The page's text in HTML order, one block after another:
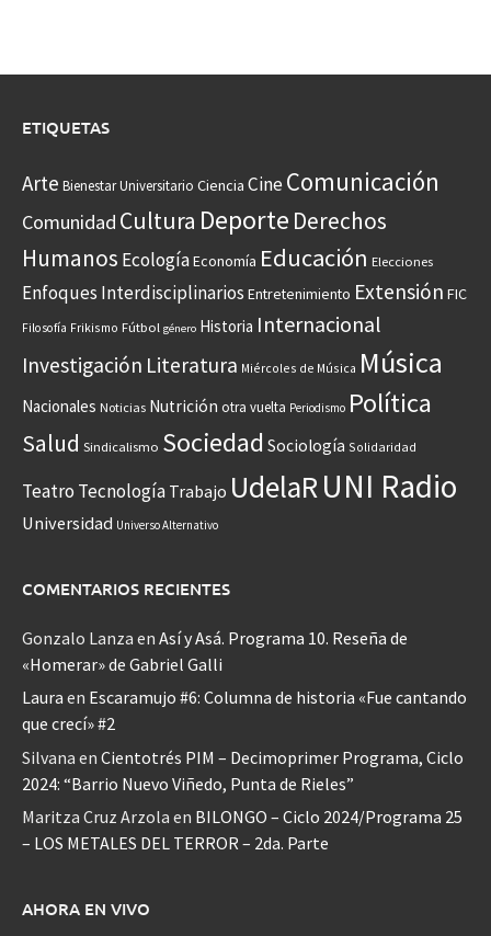
ETIQUETAS
Arte Bienestar Universitario Ciencia CineComunicación
Comunidad Cultura Deporte Derechos
Humanos EcologíaEconomía Educación Elecciones
Enfoques Interdisciplinarios Entretenimiento Extensión FIC
Filosofía Frikismo Fútbol género Historia Internacional
Investigación Literatura Miércoles de Música Música
Nacionales Noticias Nutrición otra vuelta Periodismo Política
Salud Sindicalismo Sociedad Sociología Solidaridad
Teatro Tecnología Trabajo UdelaR UNI Radio
Universidad Universo Alternativo
COMENTARIOS RECIENTES
Gonzalo Lanza en Así y Asá. Programa 10. Reseña de
«Homerar» de Gabriel Galli
Laura en Escaramujo #6: Columna de historia «Fue cantando
que crecí» #2
Silvana en Cientotrés PIM – Decimoprimer Programa, Ciclo
2024: “Barrio Nuevo Viñedo, Punta de Rieles”
Maritza Cruz Arzola en BILONGO – Ciclo 2024/Programa 25
– LOS METALES DEL TERROR – 2da. Parte
AHORA EN VIVO